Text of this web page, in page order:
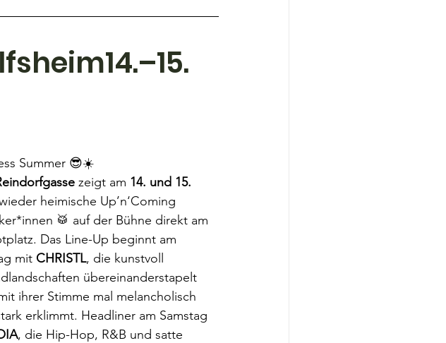
Summer 😎☀️
zeigt am 14. und 15.
heimische Up’n‘Coming
🥁 auf der Bühne direkt am
Das Line-Up beginnt am
mit CHRISTL, die kunstvoll
übereinanderstapelt
ihrer Stimme mal melancholisch
erklimmt. Headliner am Samstag
, die Hip-Hop, R&B und satte